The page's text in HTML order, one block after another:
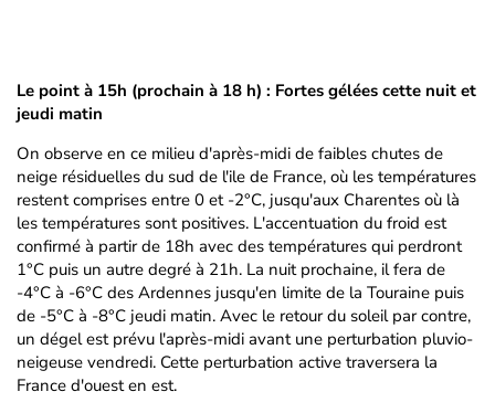
Le point à 15h (prochain à 18 h) : Fortes gélées cette nuit et
jeudi matin
On observe en ce milieu d'après-midi de faibles chutes de
neige résiduelles du sud de l'ile de France, où les températures
restent comprises entre 0 et -2°C, jusqu'aux Charentes où là
les températures sont positives. L'accentuation du froid est
confirmé à partir de 18h avec des températures qui perdront
1°C puis un autre degré à 21h. La nuit prochaine, il fera de
-4°C à -6°C des Ardennes jusqu'en limite de la Touraine puis
de -5°C à -8°C jeudi matin. Avec le retour du soleil par contre,
un dégel est prévu l'après-midi avant une perturbation pluvio-
neigeuse vendredi. Cette perturbation active traversera la
France d'ouest en est.